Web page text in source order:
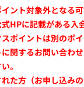
ント対象外となる可
HPに記載がある入
ポイントは別のポイ
関するお問い合わ
。
た方（お申し込み